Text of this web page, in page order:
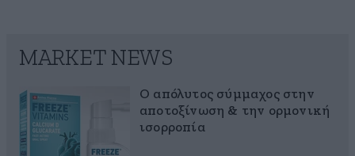
MARKET NEWS
Ο απόλυτος σύμμαχος στην
αποτοξίνωση & την ορμονική
ισορροπία